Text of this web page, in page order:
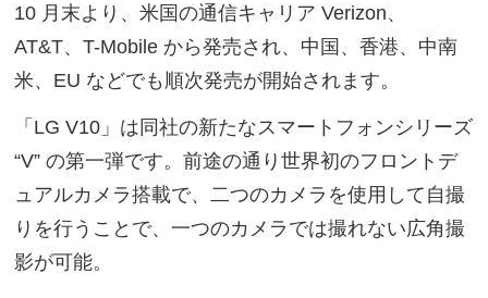
10 月末より、米国の通信キャリア Verizon、
AT&T、T-Mobile から発売され、中国、香港、中南
米、EU などでも順次発売が開始されます。
「LG V10」は同社の新たなスマートフォンシリーズ
“V” の第一弾です。前途の通り世界初のフロントデ
ュアルカメラ搭載で、二つのカメラを使用して自撮
りを行うことで、一つのカメラでは撮れない広角撮
影が可能。